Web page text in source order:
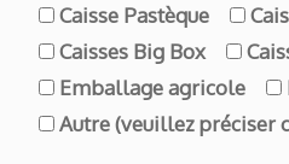
Caisse Pastèque
Caisses Big Box
Emballage agricole
Autre (veuillez préciser